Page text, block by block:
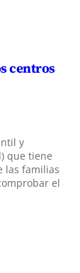
centros
y
que tiene
las familias
el